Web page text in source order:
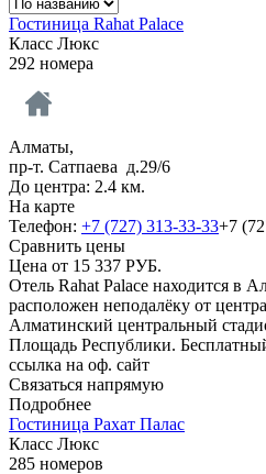
Гостиница Rahat Palace
Класс Люкс
292 номера
Алматы,
пр-т. Сатпаева д.29/6
До центра: 2.4 км.
На карте
Телефон: +7 (727) 313-33-33+7
Сравнить цены
Цена от 15 337 РУБ.
Отель Rahat Palace находится в
расположен неподалёку от
Алматинский центральный
Площадь Республики.
ссылка на оф. сайт
Связаться напрямую
Подробнее
Гостиница Рахат Палас
Класс Люкс
285 номеров